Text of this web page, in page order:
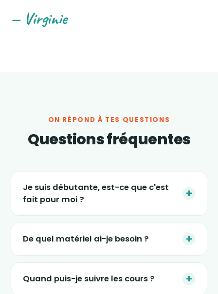
— Virginie
ON RÉPOND À TES QUESTIONS
Questions fréquentes
Je suis débutante, est-ce que c'est
fait pour moi ?
+
Absolument. Les séances s'adaptent à tous
semaines » est justement conçu pour
(re)démarrer en douceur, sans impact et sans
De quel matériel ai-je besoin ? +
Le strict minimum : une tablette, un ordinateur
ou un smartphone, un petit espace dans ton
salon et une tenue confortable. Certaines
Quand puis-je suivre les cours ? +